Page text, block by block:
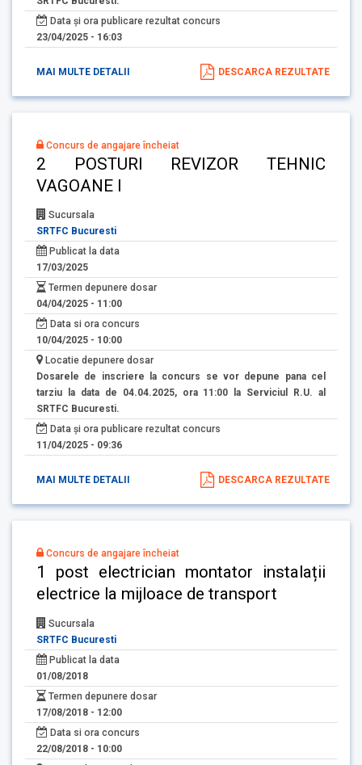
Data și ora publicare rezultat concurs
23/04/2025 - 16:03
MAI MULTE DETALII DESCARCA REZULTATE
Concurs de angajare încheiat
2 POSTURI REVIZOR TEHNIC
VAGOANE I
Sucursala
SRTFC Bucuresti
Publicat la data
17/03/2025
Termen depunere dosar
04/04/2025 - 11:00
Data si ora concurs
10/04/2025 - 10:00
Locatie depunere dosar
Dosarele de inscriere la concurs se vor depune pana cel
tarziu la data de 04.04.2025, ora 11:00 la Serviciul R.U. al
SRTFC Bucuresti.
Data și ora publicare rezultat concurs
11/04/2025 - 09:36
MAI MULTE DETALII DESCARCA REZULTATE
Concurs de angajare încheiat
1 post electrician montator instalații
electrice la mijloace de transport
Sucursala
SRTFC Bucuresti
Publicat la data
01/08/2018
Termen depunere dosar
17/08/2018 - 12:00
Data si ora concurs
22/08/2018 - 10:00